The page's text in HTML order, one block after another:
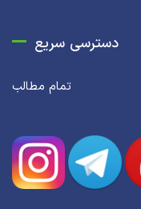
دسترسی سریع
تمام مطالب